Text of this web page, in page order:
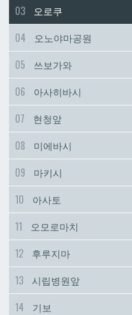
시
시
03
오로쿠
04
오노야마공원
05
쓰보가와
06
아사히바시
07
현청앞
08
미에바시
09
마키시
10
아사토
11
오모로마치
12
후루지마
13
시립병원앞
14
기보